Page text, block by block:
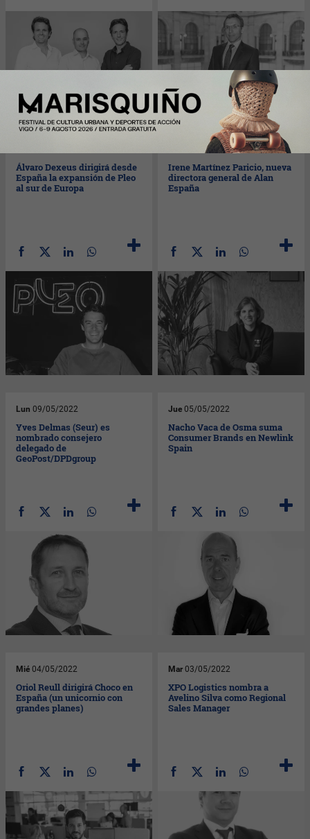
Álvaro Dexeus dirigirá desde
España la expansión de Pleo
al sur de Europa
10/05/2022
Irene Martínez Paricio, nueva
directora general de Alan
España
Lun 09/05/2022
Yves Delmas (Seur) es
nombrado consejero
delegado de
GeoPost/DPDgroup
Jue 05/05/2022
Nacho Vaca de Osma suma
Consumer Brands en Newlink
Spain
Mié 04/05/2022
Oriol Reull dirigirá Choco en
España (un unicornio con
grandes planes)
Mar 03/05/2022
XPO Logistics nombra a
Avelino Silva como Regional
Sales Manager